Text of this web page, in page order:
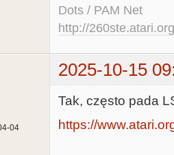
Dots / PAM Net
http://260ste.atari.org
2025-10-15
04
Tak, często pada
https://